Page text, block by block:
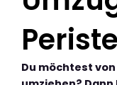
Du möchtest